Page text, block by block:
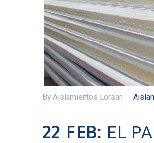
By Aislamientos Lorsan
22 FEB: EL